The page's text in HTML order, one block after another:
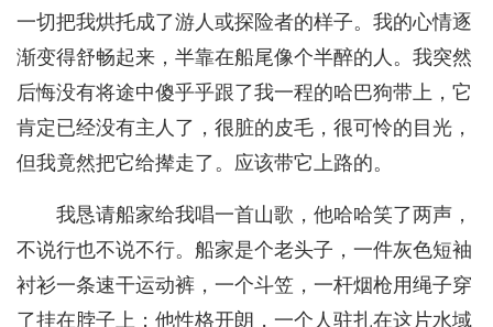
一切把我烘托成了游人或探险者的样子。我的心情逐
渐变得舒畅起来，半靠在船尾像个半醉的人。我突然
后悔没有将途中傻乎乎跟了我一程的哈巴狗带上，它
肯定已经没有主人了，很脏的皮毛，很可怜的目光，
但我竟然把它给撵走了。应该带它上路的。
我恳请船家给我唱一首山歌，他哈哈笑了两声，
不说行也不说不行。船家是个老头子，一件灰色短袖
衬衫一条速干运动裤，一个斗笠，一杆烟枪用绳子穿
了挂在脖子上；他性格开朗，一个人驻扎在这片水域